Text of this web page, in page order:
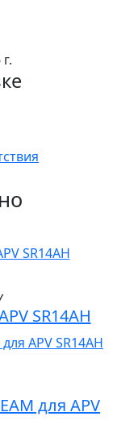
SR14AH
для APV